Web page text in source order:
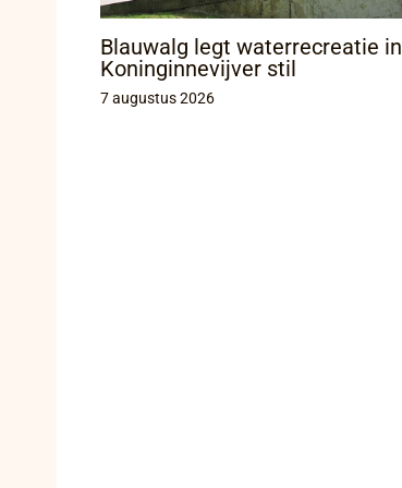
Blauwalg legt waterrecreatie in
Koninginnevijver stil
7 augustus 2026